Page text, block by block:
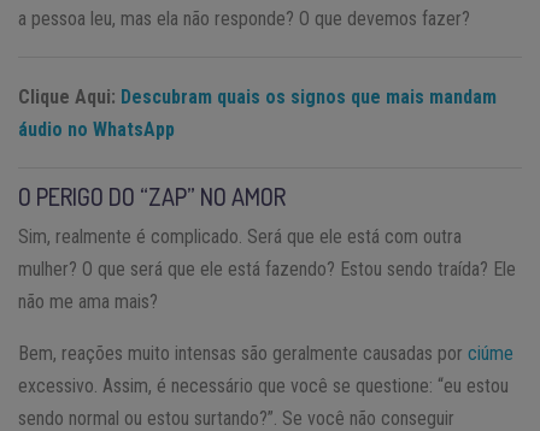
a pessoa leu, mas ela não responde? O que devemos fazer?
Clique Aqui: Descubram quais os signos que mais mandam
áudio no WhatsApp
O PERIGO DO “ZAP” NO AMOR
Sim, realmente é complicado. Será que ele está com outra
mulher? O que será que ele está fazendo? Estou sendo traída? Ele
não me ama mais?
Bem, reações muito intensas são geralmente causadas por ciúme
excessivo. Assim, é necessário que você se questione: “eu estou
sendo normal ou estou surtando?”. Se você não conseguir